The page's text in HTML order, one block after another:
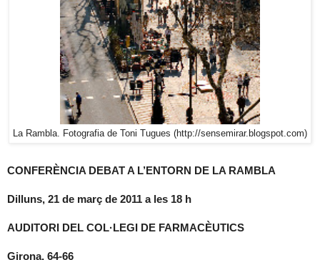
La Rambla. Fotografia de Toni Tugues (http://sensemirar.blogspot.com)
CONFERÈNCIA DEBAT A L’ENTORN DE LA RAMBLA
Dilluns, 21 de març de 2011 ales 18 h
AUDITORI DEL COL·LEGI DE FARMACÈUTICS
Girona, 64-66